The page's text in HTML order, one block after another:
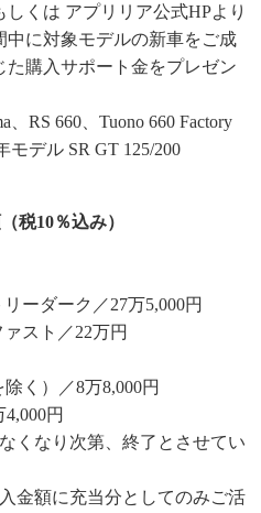
くは アプリリア公式HPより
中に対象モデルの新車をご成
購入サポート金をプレゼン
、RS 660、Tuono 660 Factory
モデル SR GT 125/200
税10％込み）
リーダーク／27万5,000円
ァスト／22万円
除く）／8万8,000円
円
くなり次第、終了とさせてい
金額に充当分としてのみご活